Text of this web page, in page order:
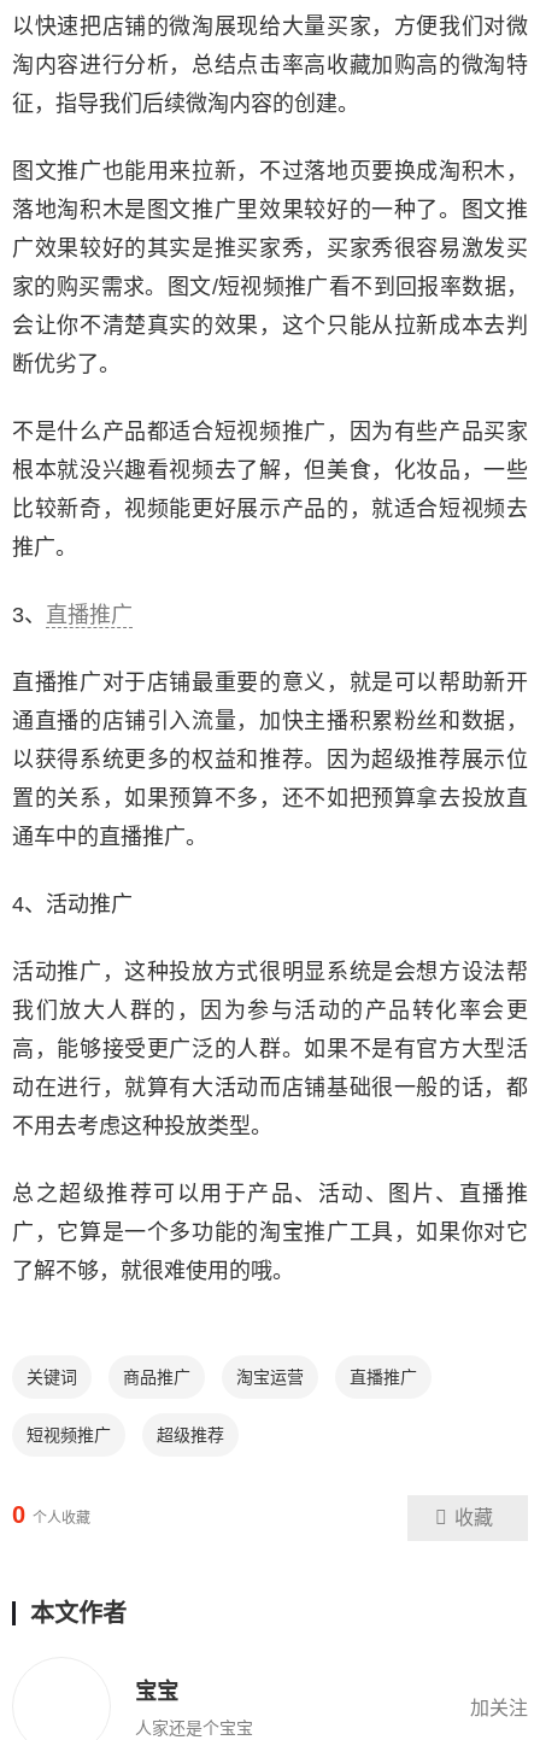
以快速把店铺的微淘展现给大量买家，方便我们对微
淘内容进行分析，总结点击率高收藏加购高的微淘特
征，指导我们后续微淘内容的创建。
图文推广也能用来拉新，不过落地页要换成淘积木，
落地淘积木是图文推广里效果较好的一种了。图文推
广效果较好的其实是推买家秀，买家秀很容易激发买
家的购买需求。图文/短视频推广看不到回报率数据，
会让你不清楚真实的效果，这个只能从拉新成本去判
断优劣了。
不是什么产品都适合短视频推广，因为有些产品买家
根本就没兴趣看视频去了解，但美食，化妆品，一些
比较新奇，视频能更好展示产品的，就适合短视频去
推广。
3、 直播推广
直播推广对于店铺最重要的意义，就是可以帮助新开
通直播的店铺引入流量，加快主播积累粉丝和数据，
以获得系统更多的权益和推荐。因为超级推荐展示位
置的关系，如果预算不多，还不如把预算拿去投放直
通车中的直播推广。
4、活动推广
活动推广，这种投放方式很明显系统是会想方设法帮
我们放大人群的，因为参与活动的产品转化率会更
高，能够接受更广泛的人群。如果不是有官方大型活
动在进行，就算有大活动而店铺基础很一般的话，都
不用去考虑这种投放类型。
总之超级推荐可以用于产品、活动、图片、直播推
广，它算是一个多功能的淘宝推广工具，如果你对它
了解不够，就很难使用的哦。
关键词 商品推广 淘宝运营 直播推广
短视频推广 超级推荐
0 个人收藏 收藏
本文作者
宝宝
人家还是个宝宝
加关注